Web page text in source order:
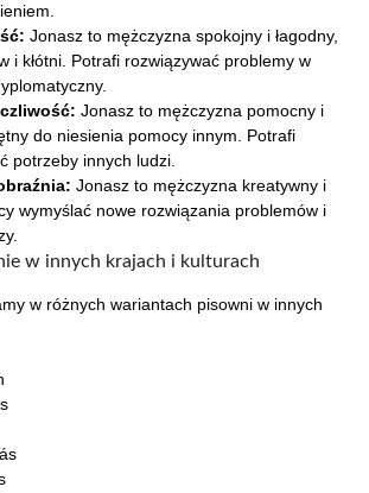
Jonasz to mężczyzna spokojny i łagodny,
i kłótni. Potrafi rozwiązywać problemy w
Jonasz to mężczyzna pomocny i
do niesienia pomocy innym. Potrafi
potrzeby innych ludzi.
Jonasz to mężczyzna kreatywny i
wymyślać nowe rozwiązania problemów i
w innych krajach i kulturach
w różnych wariantach pisowni w innych